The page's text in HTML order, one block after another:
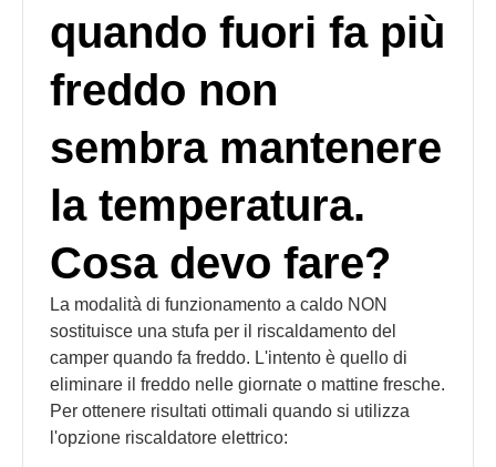
quando fuori fa più
freddo non
sembra mantenere
la temperatura.
Cosa devo fare?
La modalità di funzionamento a caldo NON
sostituisce una stufa per il riscaldamento del
camper quando fa freddo. L'intento è quello di
eliminare il freddo nelle giornate o mattine fresche.
Per ottenere risultati ottimali quando si utilizza
l'opzione riscaldatore elettrico: